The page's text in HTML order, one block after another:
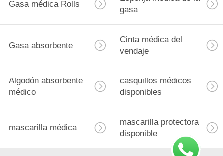
Gasa médica Rolls
gasa
Gasa absorbente
Cinta médica del
vendaje
Algodón absorbente
médico
casquillos médicos
disponibles
mascarilla médica
mascarilla protectora
disponible